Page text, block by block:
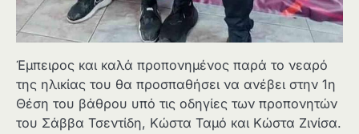
Έμπειρος και καλά προπονημένος παρά το νεαρό
της ηλικίας του θα προσπαθήσει να ανέβει στην 1η
Θέση του βάθρου υπό τις οδηγίες των προπονητών
του Σάββα Τσεντίδη, Κώστα Ταμό και Κώστα Ζινίσα.